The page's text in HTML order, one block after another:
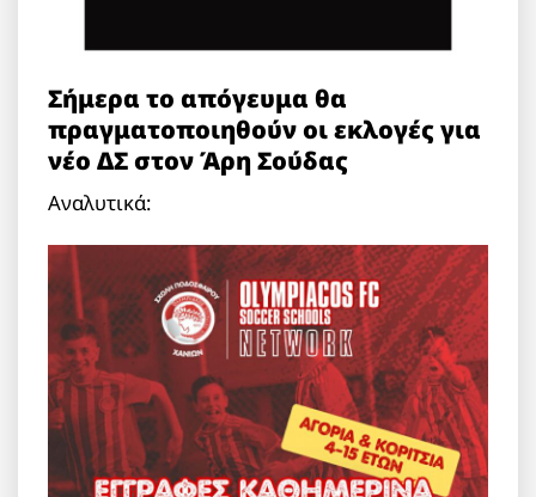
Σήμερα το απόγευμα θα
πραγματοποιηθούν οι εκλογές για
νέο ΔΣ στον Άρη Σούδας
Αναλυτικά: